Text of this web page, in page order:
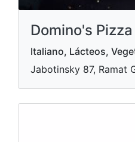
Domino's
Italiano, Lácteos,
Jabotinsky 87, Ramat